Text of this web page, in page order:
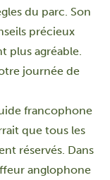
du parc. Son
précieux
plus agréable.
journée de
francophone
que tous les
réservés. Dans
anglophone